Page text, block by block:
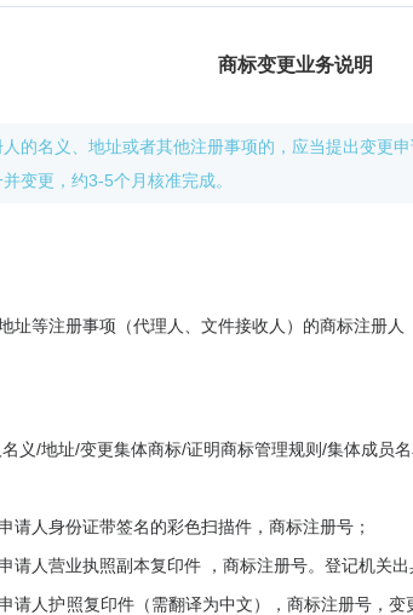
商标变更业务说明
的名义、地址或者其他注册事项的，应当提出变更
变更，约3-5个月核准完成。
址等注册事项（代理人、文件接收人）的商标注册人
名义/地址/变更集体商标/证明商标管理规则/集体成员名
人身份证带签名的彩色扫描件，商标注册号；
人营业执照副本复印件 ，商标注册号。登记机关出
人护照复印件（需翻译为中文），商标注册号，